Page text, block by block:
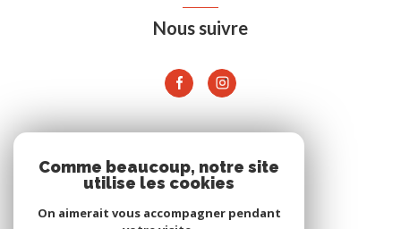
Nous suivre
Comme beaucoup, notre site
utilise les cookies
On aimerait vous accompagner pendant